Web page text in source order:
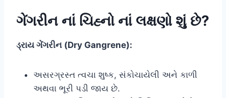
ગેંગરીન નાં ચિહ્નો નાં લક્ષણો શું છે?
ડ્રાય ગેંગરીન (Dry Gangrene):
અસરગ્રસ્ત ત્વચા શુષ્ક, સંકોચાયેલી અને કાળી
અથવા ભૂરી પડી જાય છે.